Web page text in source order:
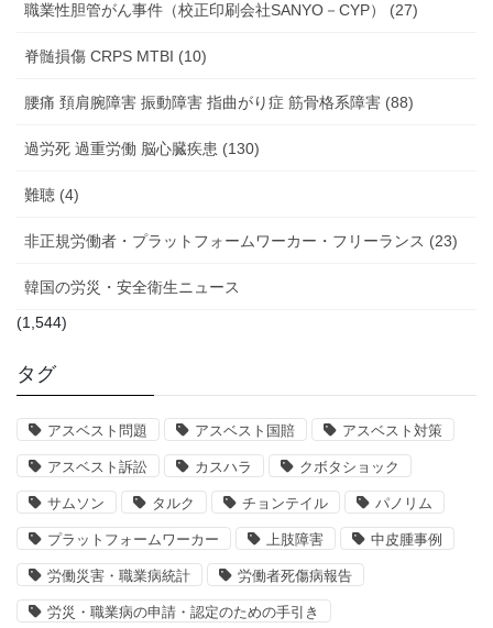
職業性胆管がん事件（校正印刷会社SANYO－CYP） (27)
脊髄損傷 CRPS MTBI (10)
腰痛 頚肩腕障害 振動障害 指曲がり症 筋骨格系障害 (88)
過労死 過重労働 脳心臓疾患 (130)
難聴 (4)
非正規労働者・プラットフォームワーカー・フリーランス (23)
韓国の労災・安全衛生ニュース
(1,544)
タグ
アスベスト問題 アスベスト国賠 アスベスト対策
アスベスト訴訟 カスハラ クボタショック
サムソン タルク チョンテイル パノリム
プラットフォームワーカー 上肢障害 中皮腫事例
労働災害・職業病統計 労働者死傷病報告
労災・職業病の申請・認定のための手引き